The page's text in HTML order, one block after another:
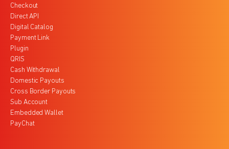
Checkout
Direct API
Digital Catalog
Payment Link
Plugin
QRIS
Cash Withdrawal
Domestic Payouts
Cross Border Payouts
Sub Account
Embedded Wallet
PayChat